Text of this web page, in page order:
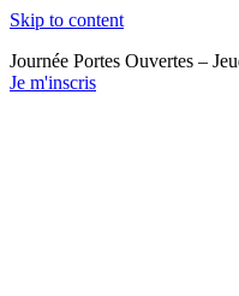
Skip to content
Journée Portes Ouvertes –
Je m'inscris